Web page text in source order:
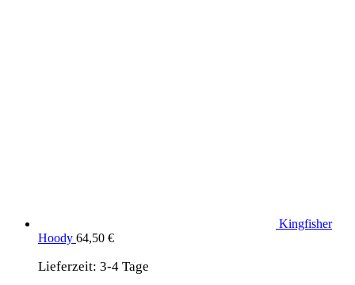
Kingfisher
Hoody 64,50 €
Lieferzeit: 3-4 Tage